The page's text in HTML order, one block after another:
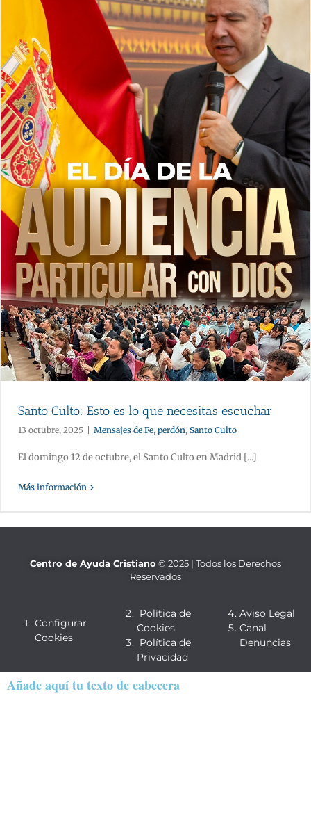
Santo Culto: Esto es lo que necesitas escuchar
13 octubre, 2025 Mensajes de Fe, perdón, Santo Culto
El domingo 12 de octubre, el Santo Culto en Madrid [...]
Más información
Centro de Ayuda Cristiano © 2025 | Todos los Derechos
Reservados
Configurar
Cookies
Política de
Cookies
Política de
Privacidad
Aviso Legal
Canal
Denuncias
Añade aquí tu texto de cabecera